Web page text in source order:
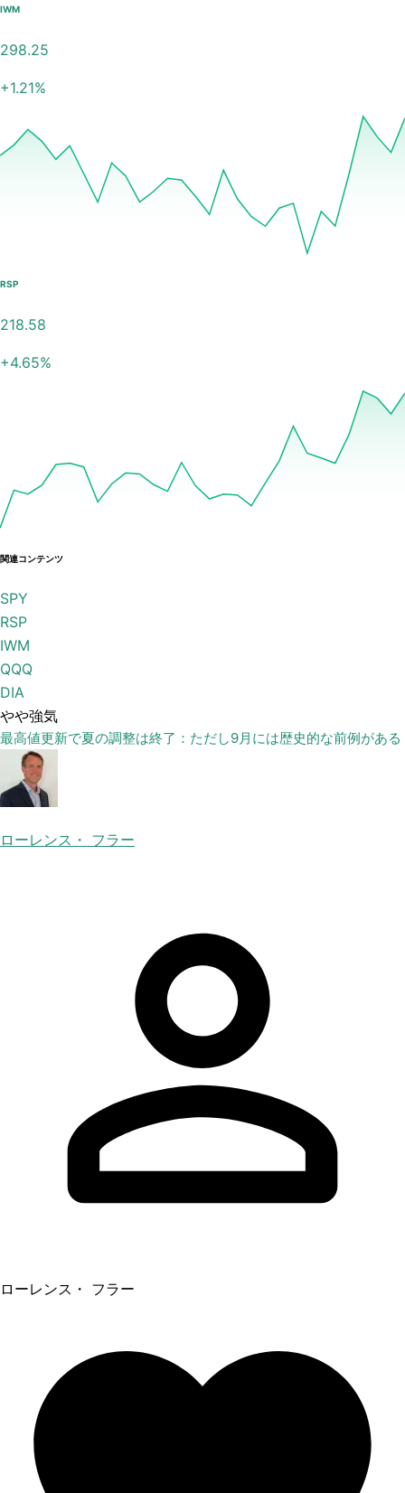
IWM
298.25
+1.21%
RSP
218.58
+4.65%
関連コンテンツ
SPY
RSP
IWM
QQQ
DIA
やや強気
最高値更新で夏の調整は終了：ただし9月には歴史的な前例がある
ローレンス・ フラー
ローレンス・ フラー